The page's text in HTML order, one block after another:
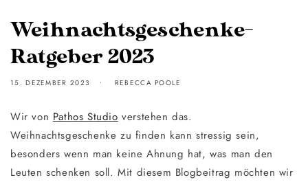
Weihnachtsgeschenke-
Ratgeber 2023
15. DEZEMBER 2023 REBECCA POOLE
Wir von Pathos Studio verstehen das.
Weihnachtsgeschenke zu finden kann stressig sein,
besonders wenn man keine Ahnung hat, was man den
Leuten schenken soll. Mit diesem Blogbeitrag möchten wir